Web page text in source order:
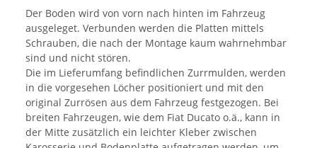
Der Boden wird von vorn nach hinten im Fahrzeug
ausgeleget. Verbunden werden die Platten mittels
Schrauben, die nach der Montage kaum wahrnehmbar
sind und nicht stören.
Die im Lieferumfang befindlichen Zurrmulden, werden
in die vorgesehen Löcher positioniert und mit den
original Zurrösen aus dem Fahrzeug festgezogen. Bei
breiten Fahrzeugen, wie dem Fiat Ducato o.ä., kann in
der Mitte zusätzlich ein leichter Kleber zwischen